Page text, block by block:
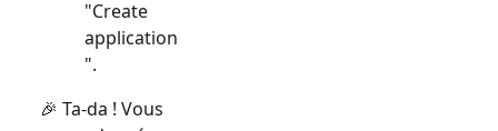
"Create
application
".
🎉 Ta-da ! Vous